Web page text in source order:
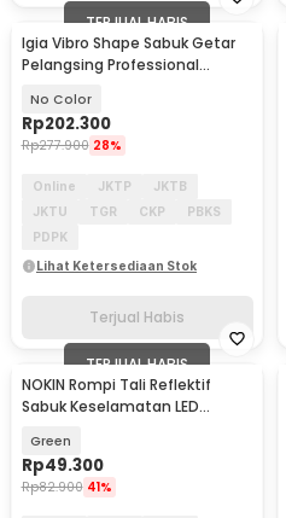
TERJUAL HABIS
Igia Vibro Shape Sabuk Getar
Pelangsing Professional
No Color
Rp202.300
Rp277.900 28%
Online JKTP
JKTB
JKTU
TGR CKP
PBKS
PDPK
Lihat Ketersediaan Stok
Terjual Habis
TERJUAL HABIS
NOKIN Rompi Tali Reflektif
Sabuk Keselamatan LED
Green
Rp49.300
Rp82.900 41%